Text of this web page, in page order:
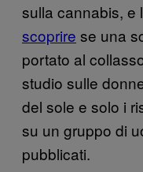
sulla cannabis, e
scoprire se una
portato al
studio sulle
del sole e solo i
su un gruppo di
pubblicati.